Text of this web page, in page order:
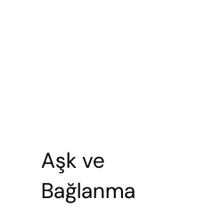
Aşk ve
Bağlanma